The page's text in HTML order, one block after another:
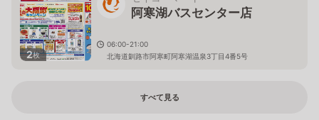
2枚
阿寒湖バスセンター店
06:00-21:00
北海道釧路市阿寒町阿寒湖温泉3丁目4番5号
すべて見る